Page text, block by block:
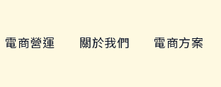
電商營運 關於我們 電商方案